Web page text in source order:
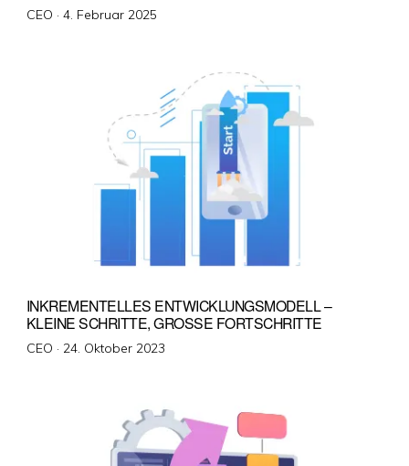
CEO · Veröffentlicht
4. Februar 2025
INKREMENTELLES ENTWICKLUNGSMODELL –
KLEINE SCHRITTE, GROSSE FORTSCHRITTE
CEO · Veröffentlicht
24. Oktober 2023